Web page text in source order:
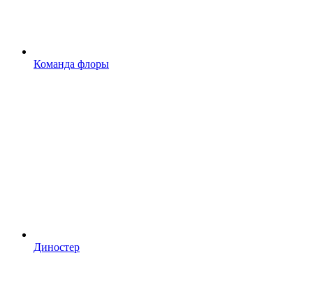
Команда флоры
Диностер